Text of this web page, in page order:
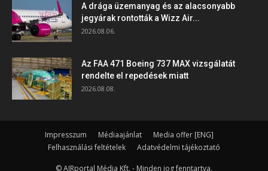
A drága üzemanyag és az alacsonyabb
jegyárak rontották a Wizz Air...
2026.08.06.
Az FAA 471 Boeing 737 MAX vizsgálatát
rendelte el repedések miatt
2026.08.08.
Impresszum Médiaajánlat
Media offer [ENG]
Felhasználási feltételek
Adatvédelmi tájékoztató
© AIRportal Média Kft. - Minden jog fenntartva.